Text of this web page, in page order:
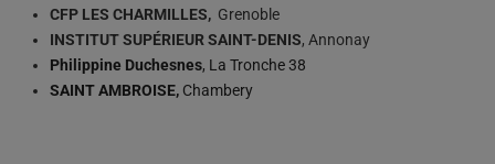
CFP LES CHARMILLES, Grenoble
INSTITUT SUPÉRIEUR SAINT-DENIS, Annonay
Philippine Duchesnes, La Tronche 38
SAINT AMBROISE, Chambery